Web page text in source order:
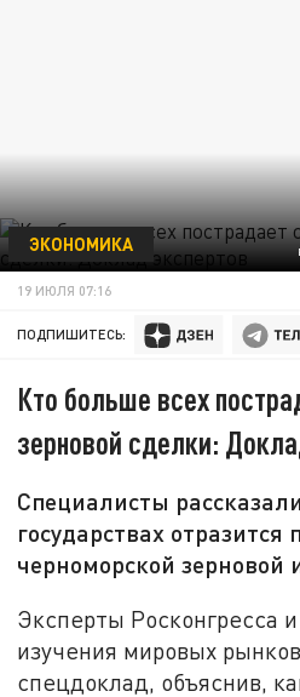
ЭКОНОМИКА
19 ИЮЛЯ 07:16
ПОДПИШИТЕСЬ:
Кто больше всех
зерновой сделки:
Специалисты
государствах
черноморской
Эксперты Росконгресса
изучения мировых
спецдоклад, объяснив,